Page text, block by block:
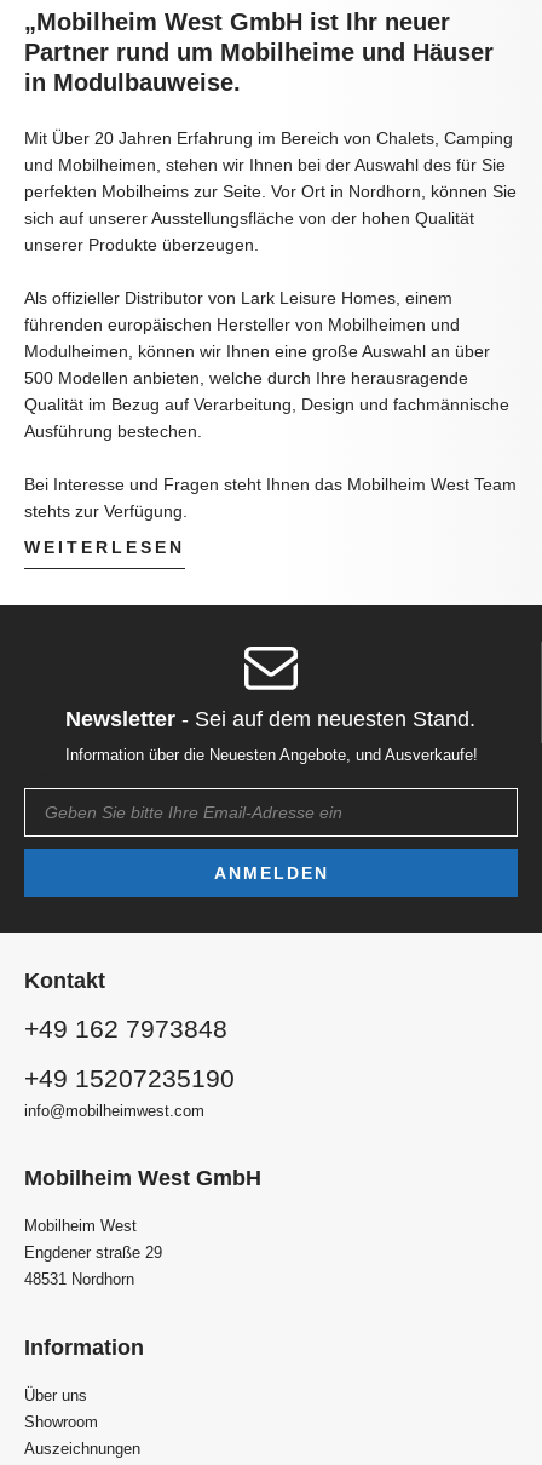
„Mobilheim West GmbH ist Ihr neuer
Partner rund um Mobilheime und Häuser
in Modulbauweise.
Mit Über 20 Jahren Erfahrung im Bereich von Chalets, Camping
und Mobilheimen, stehen wir Ihnen bei der Auswahl des für Sie
perfekten Mobilheims zur Seite. Vor Ort in Nordhorn, können Sie
sich auf unserer Ausstellungsfläche von der hohen Qualität
unserer Produkte überzeugen.
Als offizieller Distributor von Lark Leisure Homes, einem
führenden europäischen Hersteller von Mobilheimen und
Modulheimen, können wir Ihnen eine große Auswahl an über
500 Modellen anbieten, welche durch Ihre herausragende
Qualität im Bezug auf Verarbeitung, Design und fachmännische
Ausführung bestechen.
Bei Interesse und Fragen steht Ihnen das Mobilheim West Team
stehts zur Verfügung.
WEITERLESEN
Newsletter - Sei auf dem neuesten Stand.
Information über die Neuesten Angebote, und Ausverkaufe!
ANMELDEN
Kontakt
+49 162 7973848
+49 15207235190
info@mobilheimwest.com
Mobilheim West GmbH
Mobilheim West
Engdener straße 29
48531 Nordhorn
Information
Über uns
Showroom
Auszeichnungen